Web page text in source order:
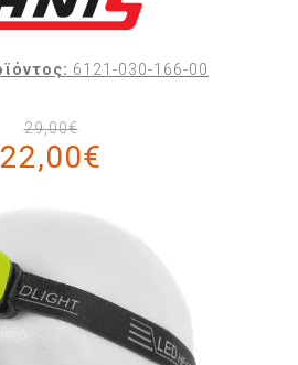
6121-030-166-00
29,00€
22,00€